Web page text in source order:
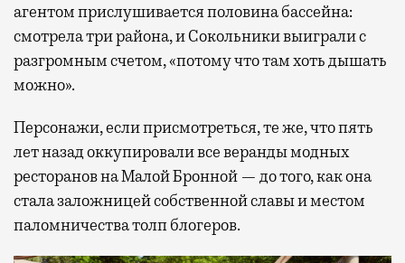
агентом прислушивается половина бассейна:
смотрела три района, и Сокольники выиграли с
разгромным счетом, «потому что там хоть дышать
можно».
Персонажи, если присмотреться, те же, что пять
лет назад оккупировали все веранды модных
ресторанов на Малой Бронной — до того, как она
стала заложницей собственной славы и местом
паломничества толп блогеров.